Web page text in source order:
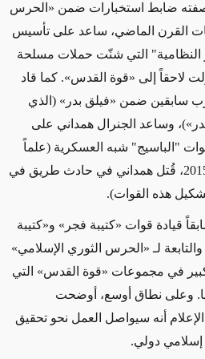
ضابط استخبارات ضمن «الحرس
القرن الماضي، ساعد على تأسيس
التي شنّت حملات مسلحة
لاحقاً إلى «قوة القدس». كما قاد
سابقين ضمن «فيلق بدر» (الذي
وساعد الجنرال همداني على
"الباسيج" شبه العسكرية (علماً
بأنه في تشرين الأول/أكتوبر 2015، قُتل همداني في حادث طريق في
هذه القوات).
قيادة قوات «كتيبة فجر» و«كتيبة
لـ «الحرس الثوري الإسلامي»
في مجموعات «قوة القدس» التي
وعلى نطاق أوسع، أوضحت
أنه سيواصل العمل نحو تحقيق
دولي.